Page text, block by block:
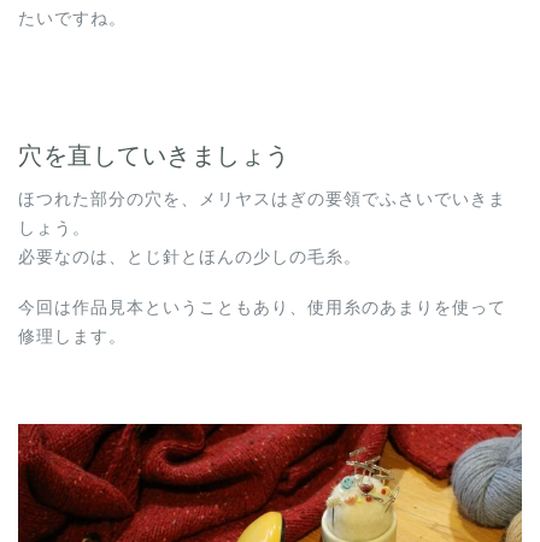
たいですね。
穴を直していきましょう
ほつれた部分の穴を、メリヤスはぎの要領でふさいでいきま
しょう。
必要なのは、とじ針とほんの少しの毛糸。
今回は作品見本ということもあり、使用糸のあまりを使って
修理します。